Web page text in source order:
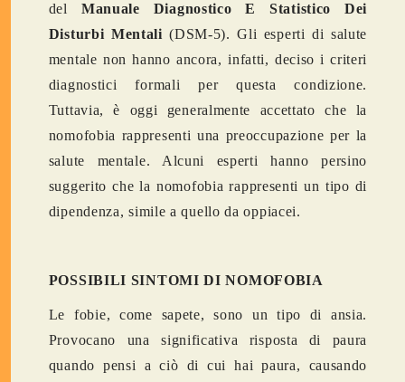
del Manuale Diagnostico E Statistico Dei
Disturbi Mentali (DSM-5). Gli esperti di salute
mentale non hanno ancora, infatti, deciso i criteri
diagnostici formali per questa condizione.
Tuttavia, è oggi generalmente accettato che la
nomofobia rappresenti una preoccupazione per la
salute mentale. Alcuni esperti hanno persino
suggerito che la nomofobia rappresenti un tipo di
dipendenza, simile a quello da oppiacei.
POSSIBILI SINTOMI DI NOMOFOBIA
Le fobie, come sapete, sono un tipo di ansia.
Provocano una significativa risposta di paura
quando pensi a ciò di cui hai paura, causando